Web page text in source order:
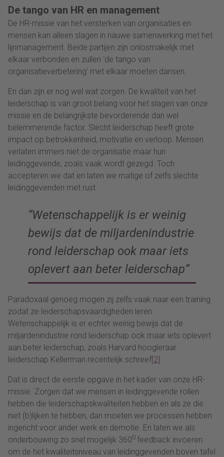
De tango van HR en management
De HR-missie van het versterken van organisaties en
mensen kan alleen slagen in nauwe samenwerking met het
lijnmanagement. Beide partijen zijn onlosmakelijk met
elkaar verbonden en zullen ‘de tango van
organisatieverbetering’ met elkaar moeten dansen.
En dan zijn er nog wel wat zorgen. De kwaliteit van het
leiderschap is van groot belang voor het slagen van onze
missie en de belangrijkste bevorderende dan wel
belemmerende factor. Slecht leiderschap heeft grote
impact op betrokkenheid, motivatie en verloop. Mensen
verlaten immers niet de organisatie maar hun
leidinggevende, zoals vaak wordt gezegd. Toch
accepteren we dat en laten we matige of zelfs slechte
leidinggevenden met rust.
“Wetenschappelijk is er weinig
bewijs dat de miljardenindustrie
rond leiderschap ook maar iets
oplevert aan beter leiderschap”
Paradoxaal genoeg mogen zij zelfs vaak naar een training
zodat ze leiderschapsvaardigheden leren.
Wetenschappelijk is er echter weinig bewijs dat de
miljardenindustrie rond leiderschap ook maar iets oplevert
aan beter leiderschap, zoals Harvard hoogleraar
leiderschap Kellerman recentelijk schreef[2]
Dat is direct de eerste opgave in het kader van onze HR-
missie. Zorgen dat we mensen in leidinggevende rollen
hebben die leiderschapskwaliteiten hebben en als ze die
niet (b)lijken te hebben, dan moeten we processen hebben
ingericht voor ander werk en demotie. En laten we als
onderbouwing zo snel mogelijk 3600 feedback invoeren
om de het kwaliteitsniveau van leidinggevenden boven tafel